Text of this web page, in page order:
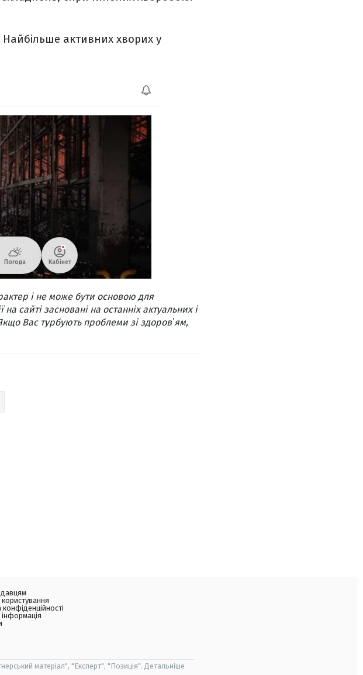
Найбільше активних хворих у
і не може бути основою для
сайті засновані на останніх актуальних і
Вас турбують проблеми зі здоровʼям,
конфіденційності
інформація
матеріал", "Експерт", "Позиція". Детальніше